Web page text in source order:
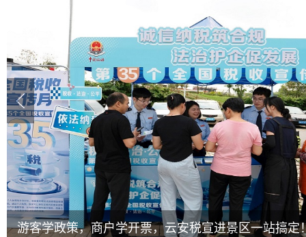
游客学政策，商户学开票，云安税宣进景区一站搞定